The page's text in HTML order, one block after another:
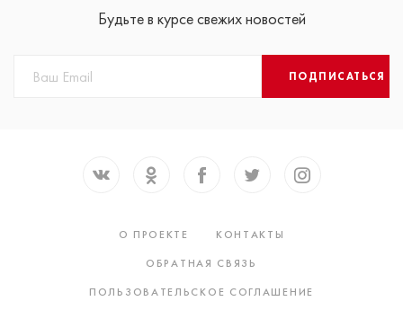
Будьте в курсе свежих новостей
ПОДПИСАТЬСЯ
О ПРОЕКТЕ
КОНТАКТЫ
ОБРАТНАЯ СВЯЗЬ
ПОЛЬЗОВАТЕЛЬСКОЕ СОГЛАШЕНИЕ